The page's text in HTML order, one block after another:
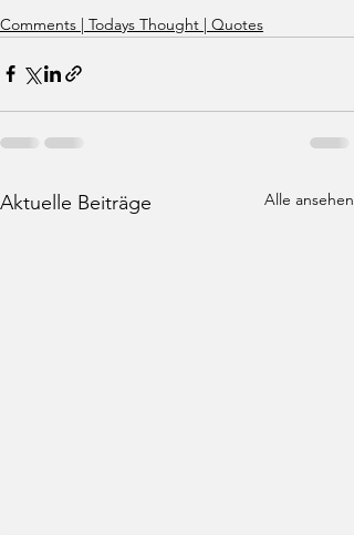
Comments | Todays Thought | Quotes
Aktuelle Beiträge Alle ansehen